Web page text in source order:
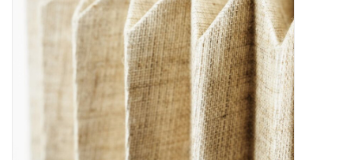
Kussens en plaids